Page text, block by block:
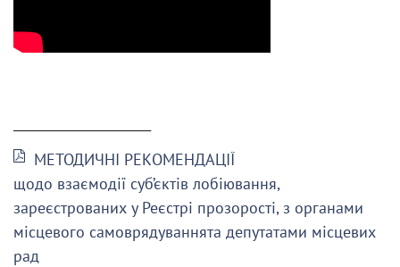
МЕТОДИЧНІ РЕКОМЕНДАЦІЇ
щодо взаємодії суб’єктів лобіювання,
зареєстрованих у Реєстрі прозорості, з органами
місцевого самоврядуваннята депутатами місцевих
рад